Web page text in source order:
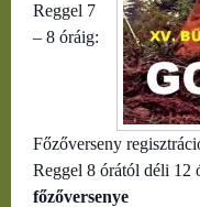
Reggel 7
– 8 óráig:
Főzőverseny
Reggel 8 órától déli 12
főzőversenye